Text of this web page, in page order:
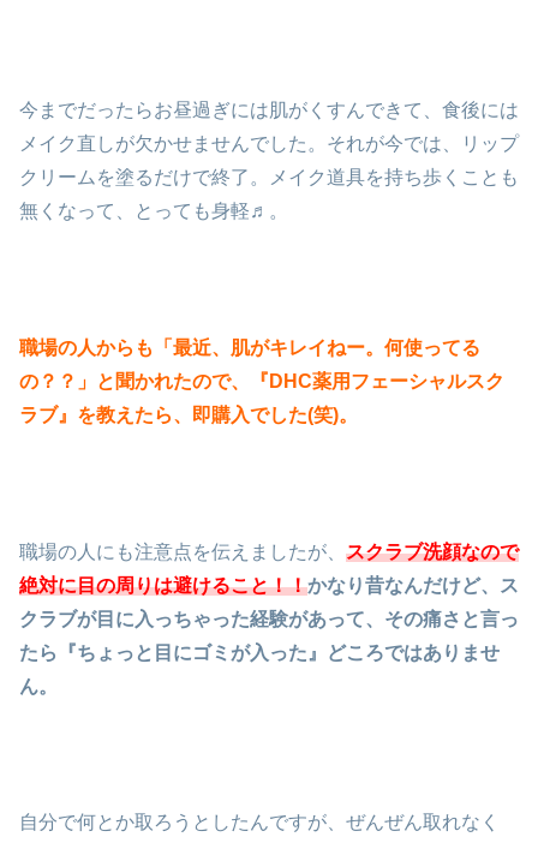
今までだったらお昼過ぎには肌がくすんできて、食後には
メイク直しが欠かせませんでした。それが今では、リップ
クリームを塗るだけで終了。メイク道具を持ち歩くことも
無くなって、とっても身軽♬。
職場の人からも「最近、肌がキレイねー。何使ってる
の？？」と聞かれたので、『DHC薬用フェーシャルスク
ラブ』を教えたら、即購入でした(笑)。
職場の人にも注意点を伝えましたが、 スクラブ洗顔なので
絶対に目の周りは避けること！！かなり昔なんだけど、ス
クラブが目に入っちゃった経験があって、その痛さと言っ
たら『ちょっと目にゴミが入った』どころではありませ
ん。
自分で何とか取ろうとしたんですが、ぜんぜん取れなく